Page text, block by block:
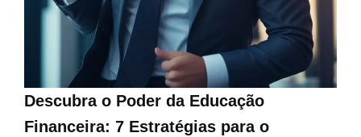
Descubra o Poder da Educação
Financeira: 7 Estratégias para o